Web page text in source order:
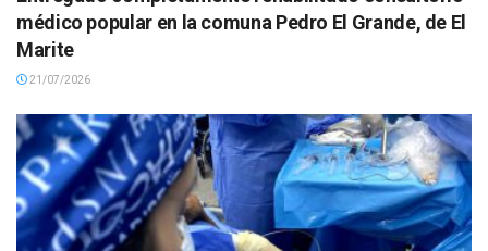
médico popular en la comuna Pedro El Grande, de El
Marite
21/07/2026